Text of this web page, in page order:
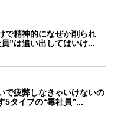
で精神的になぜか削られ
”は追い出してはいけ...
で疲弊しなきゃいけないの
タイプの“毒社員”...